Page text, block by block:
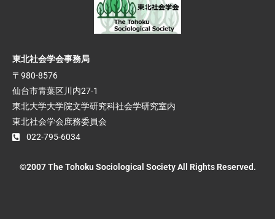
東北社会学会事務局
〒980-8576
仙台市青葉区川内27-1
東北大学大学院文学研究科社会学研究室内
東北社会学会庶務委員会
022-795-6034
©2007 The Tohoku Sociological Society All Rights Reserved.